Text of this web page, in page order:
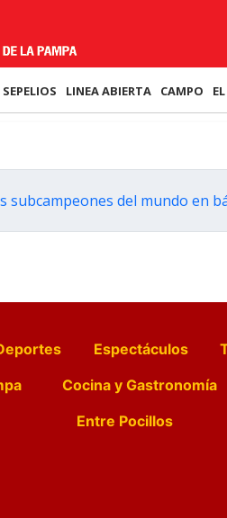
SEPELIOS LINEA ABIERTA CAMPO
subcampeones del mundo en
Espectáculos
Cocina y Gastronomía
Entre Pocillos